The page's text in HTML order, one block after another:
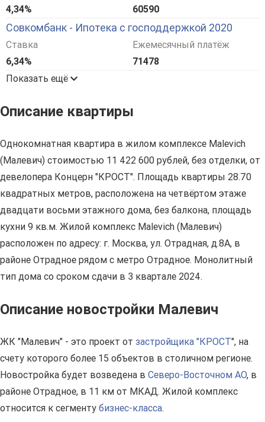
4,34%
60590
Совкомбанк - Ипотека с господдержкой 2020
Ставка
6,34%
Ежемесячный платёж
71478
Показать ещё
Описание квартиры
Однокомнатная квартира в жилом комплексе Malevich
(Малевич) стоимостью 11 422 600 рублей, без отделки, от
девелопера Концерн "КРОСТ". Площадь квартиры 28.70
квадратных метров, расположена на четвёртом этаже
двадцати восьми этажного дома, без балкона, площадь
кухни 9 кв.м. Жилой комплекс Malevich (Малевич)
расположен по адресу: г. Москва, ул. Отрадная, д.8А, в
районе Отрадное рядом с метро Отрадное. Монолитный
тип дома со сроком сдачи в 3 квартале 2024.
Описание новостройки Малевич
ЖК "Малевич" - это проект от застройщика "КРОСТ", на
счету которого более 15 объектов в столичном регионе.
Новостройка будет возведена в Северо-Восточном АО, в
районе Отрадное, в 11 км от МКАД. Жилой комплекс
относится к сегменту бизнес-класса.